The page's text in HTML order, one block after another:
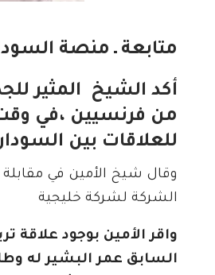
متابعة ـ منصة
أكد الشيخ المثير
من فرنسيين ،في
للعلاقات بين
وقال شيخ الأمين في
الشركة لشركة خليجية
واقر الأمين بوجود
السابق عمر البشير له